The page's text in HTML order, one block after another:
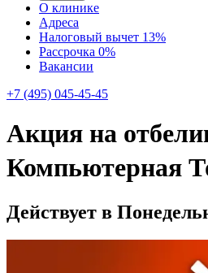
О клинике
Адреса
Налоговый вычет 13%
Рассрочка 0%
Вакансии
+7 (495) 045-45-45
Акция на
Компьютерная
Действует в